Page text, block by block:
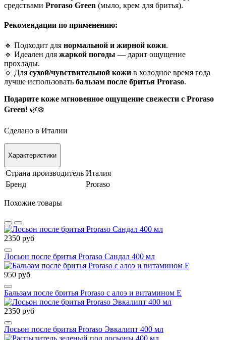
средствами Proraso Green (мыло, крем для бритья).
Рекомендации по применению:
🔹 Подходит для нормальной и жирной кожи.
🔹 Идеален для жаркой погоды — дарит ощущение
прохлады.
🔹 Для сухой/чувствительной кожи в холодное время года
лучше использовать бальзам после бритья Proraso.
Подарите коже мгновенное ощущение свежести с Proraso
Green! 🌿❄️
Сделано в Италии
Характеристики
Страна производитель Италия
Бренд
Proraso
Похожие товары
2350 руб
Лосьон после бритья Proraso Сандал 400 мл
950 руб
Бальзам после бритья Proraso с алоэ и витамином Е
2350 руб
Лосьон после бритья Proraso Эвкалипт 400 мл